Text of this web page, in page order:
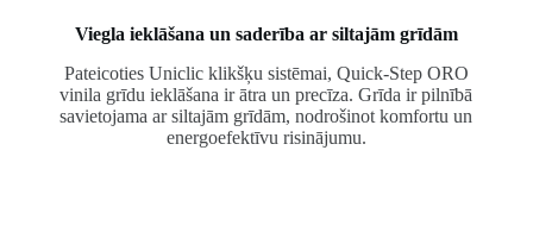
Viegla ieklāšana un saderība ar siltajām grīdām
Pateicoties Uniclic klikšķu sistēmai, Quick-Step ORO
vinila grīdu ieklāšana ir ātra un precīza. Grīda ir pilnībā
savietojama ar siltajām grīdām, nodrošinot komfortu un
energoefektīvu risinājumu.